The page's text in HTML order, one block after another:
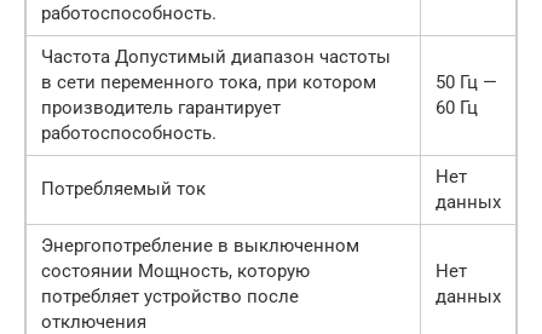
работоспособность.
Частота Допустимый диапазон частоты
в сети переменного тока, при котором
производитель гарантирует
работоспособность.
50 Гц —
60 Гц
Потребляемый ток
Нет
данных
Энергопотребление в выключенном
состоянии Мощность, которую
потребляет устройство после
отключения
Нет
данных